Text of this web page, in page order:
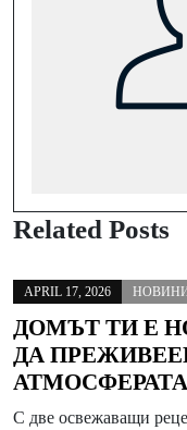
Related Posts
APRIL 17, 2026
ДОМЪТ ТИ Е
ДА
С две освежаващи